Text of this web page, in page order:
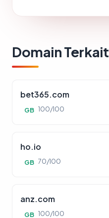
Domain Terkait
bet365.com
GB 100/100
ho.io
GB 70/100
anz.com
GB 100/100